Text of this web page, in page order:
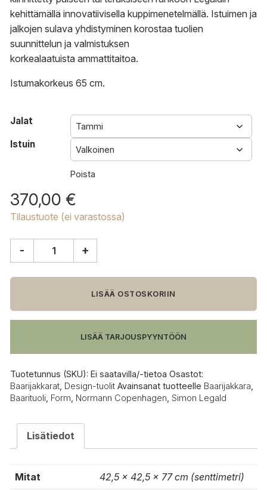
kehittämällä innovatiivisella kuppimenetelmällä. Istuimen ja
jalkojen sulava yhdistyminen korostaa tuolien
suunnittelun ja valmistuksen
korkealaatuista ammattitaitoa.
Istumakorkeus 65 cm.
Jalat
Istuin
Poista
370,00 €
Tilaustuote (ei varastossa)
Form
65
cm
- +
LISÄÄ OSTOSKORIIN
LISÄÄ TARJOUSPYYNTÖÖN
Tuotetunnus (SKU): Ei saatavilla/-tietoa Osastot:
Baarijakkarat Design-tuolit Avainsanat tuotteelle Baarijakkara
Baarituoli Form Normann Copenhagen Simon Legald
Lisätiedot
Mitat 42,5 × 42,5 × 77 cm (senttimetri)